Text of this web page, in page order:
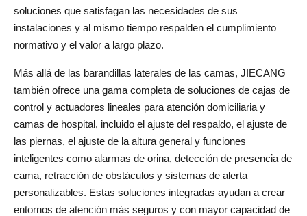
soluciones que satisfagan las necesidades de sus
instalaciones y al mismo tiempo respalden el cumplimiento
normativo y el valor a largo plazo.
Más allá de las barandillas laterales de las camas, JIECANG
también ofrece una gama completa de soluciones de cajas de
control y actuadores lineales para atención domiciliaria y
camas de hospital, incluido el ajuste del respaldo, el ajuste de
las piernas, el ajuste de la altura general y funciones
inteligentes como alarmas de orina, detección de presencia de
cama, retracción de obstáculos y sistemas de alerta
personalizables. Estas soluciones integradas ayudan a crear
entornos de atención más seguros y con mayor capacidad de